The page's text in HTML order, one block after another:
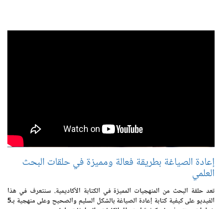
إعادة الصياغة بطريقة فعالة ومميزة في حلقات البحث
العلمي
تعد حلقة البحث من المنهجيات المميزة في الكتابة الأكاديمية. سنتعرف في هذا
الفيديو على كيفية كتابة إعادة الصياغة بالشكل السليم والصحيح وعلى منهجية بـ5